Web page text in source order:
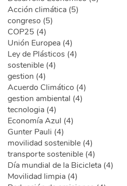
Acción climática (5)
congreso (5)
COP25 (4)
Unión Europea (4)
Ley de Plásticos (4)
sostenible (4)
gestion (4)
Acuerdo Climático (4)
gestion ambiental (4)
tecnologia (4)
Economía Azul (4)
Gunter Pauli (4)
movilidad sostenible (4)
transporte sostenible (4)
Día mundial de la Bicicleta (4)
Movilidad limpia (4)